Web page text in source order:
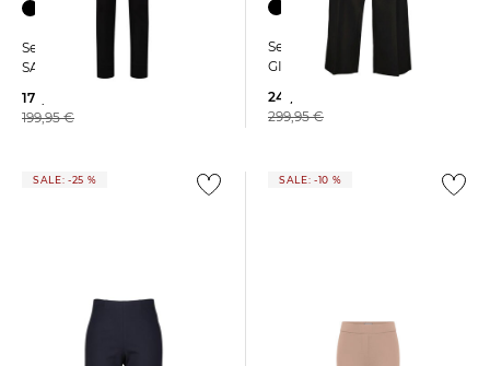
Seductive | Damen Hose
SABRINA
177,55 €
199,95 €
Seductive | Damen Hose
GILIAN
247,55 €
299,95 €
SALE: -25 % SALE: -10 %